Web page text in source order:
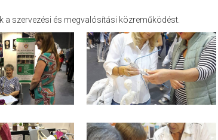
szervezési és megvalósítási közreműködést.